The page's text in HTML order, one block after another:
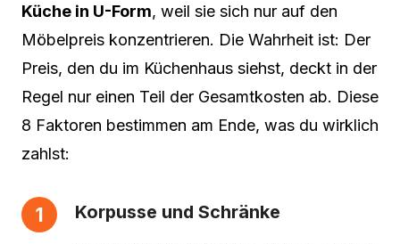
Küche in U-Form, weil sie sich nur auf den
Möbelpreis konzentrieren. Die Wahrheit ist: Der
Preis, den du im Küchenhaus siehst, deckt in der
Regel nur einen Teil der Gesamtkosten ab. Diese
8 Faktoren bestimmen am Ende, was du wirklich
zahlst:
Korpusse und Schränke